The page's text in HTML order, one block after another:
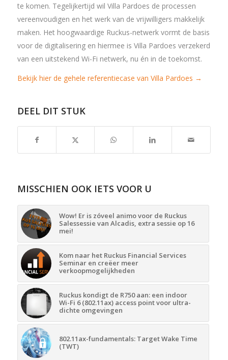
te komen. Tegelijkertijd wil Villa Pardoes de processen
vereenvoudigen en het werk van de vrijwilligers makkelijk
maken. Het hoogwaardige Ruckus-netwerk vormt de basis
voor de digitalisering en hiermee is Villa Pardoes verzekerd
van een uitstekend Wi-Fi netwerk, nu én in de toekomst.
Bekijk hier de gehele referentiecase van Villa Pardoes →
DEEL DIT STUK
MISSCHIEN OOK IETS VOOR U
Wow! Er is zóveel animo voor de Ruckus
Salessessie van Alcadis, extra sessie op 16
mei!
Kom naar het Ruckus Financial Services
Seminar en creëer meer
verkoopmogelijkheden
Ruckus kondigt de R750 aan: een indoor
Wi-Fi 6 (802.11ax) access point voor ultra-
dichte omgevingen
802.11ax-fundamentals: Target Wake Time
(TWT)